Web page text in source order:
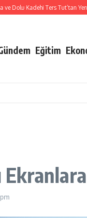
Kadehi Ters Tut’tan Yeni İş
Eğitim